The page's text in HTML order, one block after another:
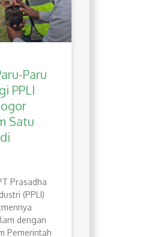
Paru
PPLI
Satu
Prasadha
(PPLI)
dengan
Pemerintah